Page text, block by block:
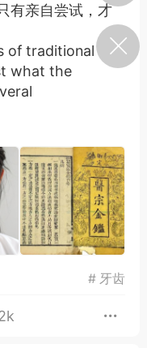
瘟膏】
2
内经视角
有亲自尝试，才
of traditional
what the
but the
tooth
Whether it's
you only
the
of
trying, can one
# 牙齿